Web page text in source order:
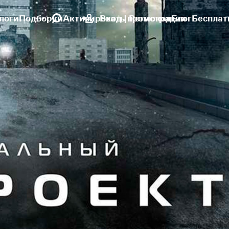
ПодборкиАктивировать промокодБлог
Вход | Регистрация